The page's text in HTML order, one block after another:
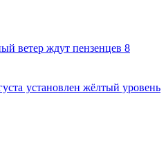
ветер ждут пензенцев 8
установлен жёлтый уровень